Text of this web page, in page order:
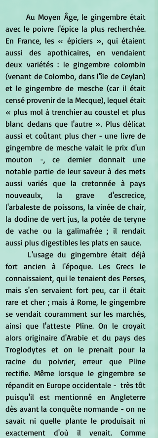
	Au Moyen Âge, le gingembre était
avec le poivre l'épice la plus recherchée.
En France, les « épiciers », qui étaient
aussi des apothicaires, en vendaient
deux variétés : le gingembre colombin
(venant de Colombo, dans l'île de Ceylan)
et le gingembre de mesche (car il était
censé provenir de la Mecque), lequel était
« plus mol à trenchier au coustel et plus
blanc dedans que l'autre ». Plus délicat
aussi et coûtant plus cher - une livre de
gingembre de mesche valait le prix d'un
mouton -, ce dernier donnait une
notable partie de leur saveur à des mets
aussi variés que la cretonnée à pays
nouveaulx, la grave d'escrecice,
l'arbaleste de poissons, la vinée de chair,
la dodine de vert jus, la potée de teryne
de vache ou la galimafrée ; il rendait
aussi plus digestibles les plats en sauce.
fort ancien à l'époque. Les Grecs le
connaissaient, qui le tenaient des Perses,
mais s'en servaient fort peu, car il était
rare et cher ; mais à Rome, le gingembre
se vendait couramment sur les marchés,
ainsi que l'atteste Pline. On le croyait
alors originaire d'Arabie et du pays des
Troglodytes et on le prenait pour la
racine du poivrier, erreur que Pline
rectifie. Même lorsque le gingembre se
répandit en Europe occidentale -  très tôt
puisqu'il est mentionné en Angleterre
dès avant la conquête normande - on ne
savait ni quelle plante le produisait ni
exactement d'où il venait. Comme